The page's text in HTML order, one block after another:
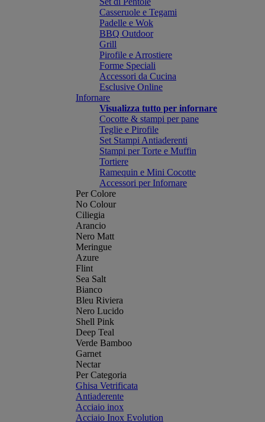
Casseruole e Tegami
Padelle e Wok
BBQ Outdoor
Grill
Pirofile e Arrostiere
Forme Speciali
Accessori da Cucina
Esclusive Online
Infornare
Visualizza tutto per infornare
Cocotte & stampi per pane
Teglie e Pirofile
Set Stampi Antiaderenti
Stampi per Torte e Muffin
Tortiere
Ramequin e Mini Cocotte
Accessori per Infornare
Per Colore
No Colour
Ciliegia
Arancio
Nero Matt
Meringue
Azure
Flint
Sea Salt
Bianco
Bleu Riviera
Nero Lucido
Shell Pink
Deep Teal
Verde Bamboo
Garnet
Nectar
Per Categoria
Ghisa Vetrificata
Antiaderente
Acciaio inox
Acciaio Inox Evolution